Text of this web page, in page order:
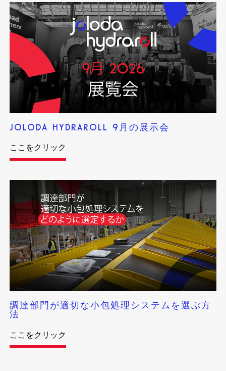
JOLODA HYDRAROLL 9月の展示会
ここをクリック
調達部門が適切な小包処理システムを選ぶ方
法
ここをクリック